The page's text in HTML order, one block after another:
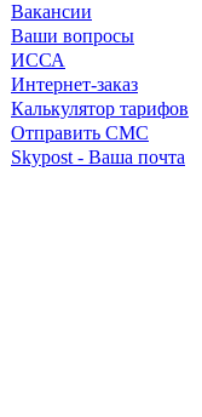
Вакансии
Ваши вопросы
ИССА
Интернет-заказ
Калькулятор тарифов
Отправить СМС
Skypost - Ваша почта